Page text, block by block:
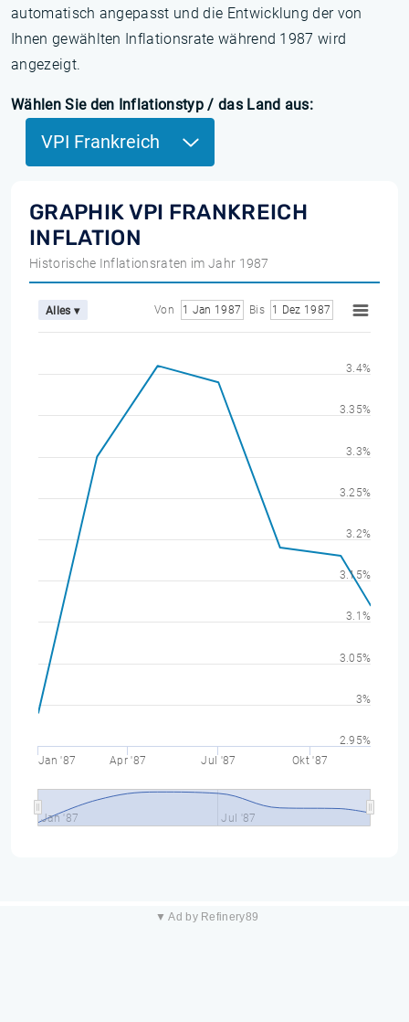
automatisch angepasst und die Entwicklung der von
Ihnen gewählten Inflationsrate während 1987 wird
angezeigt.
Wählen Sie den Inflationstyp / das Land aus:
VPI Frankreich
GRAPHIK VPI FRANKREICH
INFLATION
Historische Inflationsraten im Jahr 1987
Alles ▾ Von 1 Jan 1987 Bis 1 Dez 1987
Jan '87 Apr '87 Jul '87 Okt '87
Jan '87 Jul '87
2.95%
3%
3.05%
3.1%
3.15%
3.2%
3.25%
3.3%
3.35%
3.4%
▼ Ad by Refinery89